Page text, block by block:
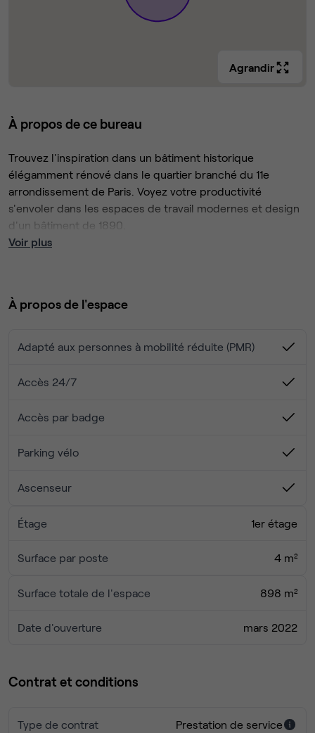
Agrandir
À propos de ce bureau
Trouvez l'inspiration dans un bâtiment historique
élégamment rénové dans le quartier branché du 11e
arrondissement de Paris. Voyez votre productivité
s'envoler dans les espaces de travail modernes et design
d'un bâtiment de 1890.
Vous y trouverez des espaces de travail flexibles et
entreprise, que vous recherchiez des bureaux privés, des
Passez des journées sans entrave grâce à notre connexion
Contactez nous via le formulaire pour organiser une visite !
Voir plus
À propos de l'espace
Adapté aux personnes à mobilité réduite (PMR)
Accès 24/7
Accès par badge
Parking vélo
Ascenseur
Étage 1er étage
Surface par poste 4 m²
Surface totale de l'espace 898 m²
Date d'ouverture mars 2022
Contrat et conditions
Type de contrat Prestation de service